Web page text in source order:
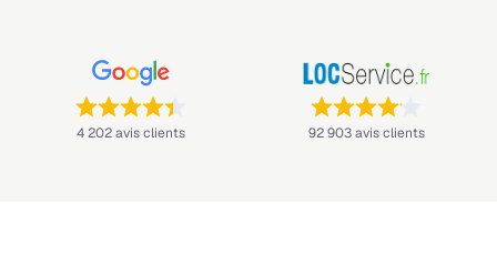
Note : 4,4 sur 5 —
4 202 avis clients Note : 4,1 sur 5 —
92 903 avis clients